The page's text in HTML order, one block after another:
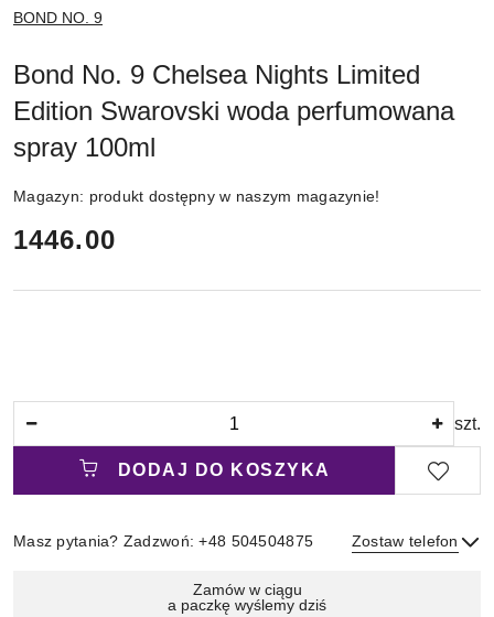
NAZWA
PRODUCENTA:
BOND NO. 9
Bond No. 9 Chelsea Nights Limited
Edition Swarovski woda perfumowana
spray 100ml
Magazyn: produkt dostępny w naszym magazynie!
cena:
1446.00
szt.
DODAJ DO KOSZYKA
Masz pytania? Zadzwoń: +48 504504875 Zostaw telefon
Zamów w ciągu
a paczkę wyślemy dziś